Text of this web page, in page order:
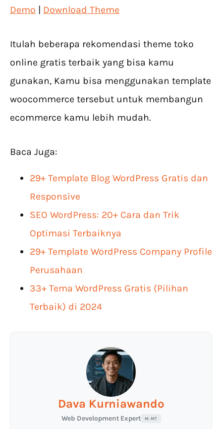
Demo | Download Theme
Itulah beberapa rekomendasi theme toko
online gratis terbaik yang bisa kamu
gunakan, Kamu bisa menggunakan template
woocommerce tersebut untuk membangun
ecommerce kamu lebih mudah.
Baca Juga:
29+ Template Blog WordPress Gratis dan
Responsive
SEO WordPress: 20+ Cara dan Trik
Optimasi Terbaiknya
29+ Template WordPress Company Profile
Perusahaan
33+ Tema WordPress Gratis (Pilihan
Terbaik) di 2024
Dava Kurniawando
Web Development Expert M. MT